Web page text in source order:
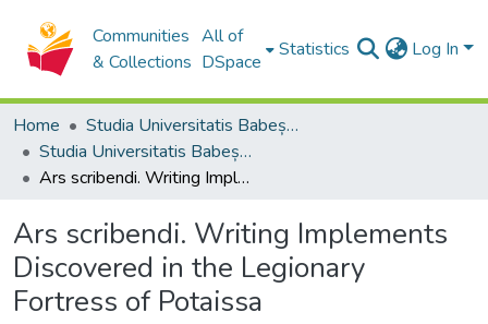
Communities
& Collections
All of
DSpace
Statistics Log In
Home
Studia Universitatis Babeș-Bolyai Collection
Studia Universitatis Babeș-Bolyai Historia
Ars scribendi. Writing Implements Discovered in the Legionary Fortress of Potaissa
Ars scribendi. Writing Implements
Discovered in the Legionary
Fortress of Potaissa